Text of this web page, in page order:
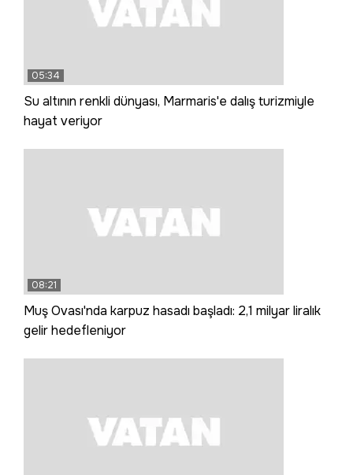
05:34
Su altının renkli dünyası, Marmaris'e dalış turizmiyle
hayat veriyor
08:21
Muş Ovası'nda karpuz hasadı başladı: 2,1 milyar liralık
gelir hedefleniyor